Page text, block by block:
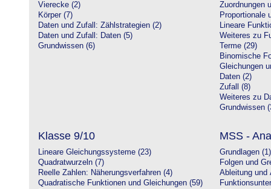
Vierecke (2)
Körper (7)
Daten und Zufall: Zählstrategien (2)
Daten und Zufall: Daten (5)
Grundwissen (6)
Zuordnungen
Proportionale
Lineare
Weiteres zu
Terme (29)
Binomische
Gleichungen
Daten (2)
Zufall (8)
Weiteres zu
Grundwissen
Klasse 9/10
Lineare Gleichungssysteme (23)
Quadratwurzeln (7)
Reelle Zahlen: Näherungsverfahren (4)
Quadratische Funktionen und Gleichungen (59)
MSS -
Grundlagen (1)
Folgen und
Ableitung und